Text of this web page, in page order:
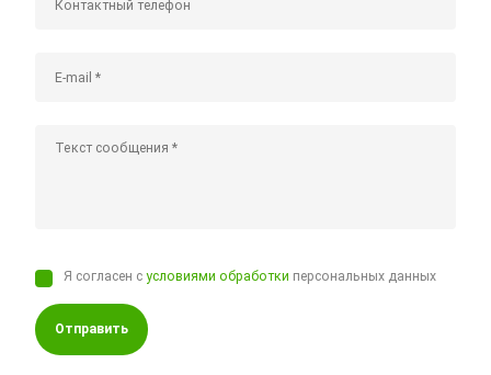
Я согласен сусловиями обработки персональных данных
Отправить